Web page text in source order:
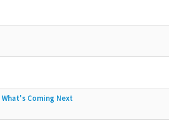
What's Coming Next